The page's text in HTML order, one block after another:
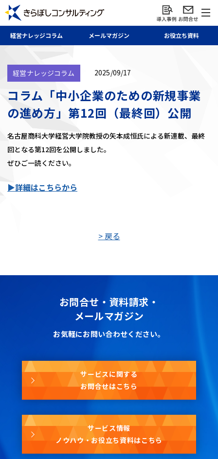
経営ナレッジコラム メールマガジン お役立ち資料
経営ナレッジコラム 2025/09/17
コラム「中小企業のための新規事業
の進め方」第12回（最終回）公開
名古屋商科大学経営大学院教授の矢本成恒氏による新連載、最終
回となる第12回を公開しました。
ぜひご一読ください。
▶詳細はこちらから
> 戻る
お問合せ・資料請求・
メールマガジン
お気軽にお問い合わせください。
サービスに関する
お問合せはこちら
サービス情報
ノウハウ・お役立ち資料はこちら